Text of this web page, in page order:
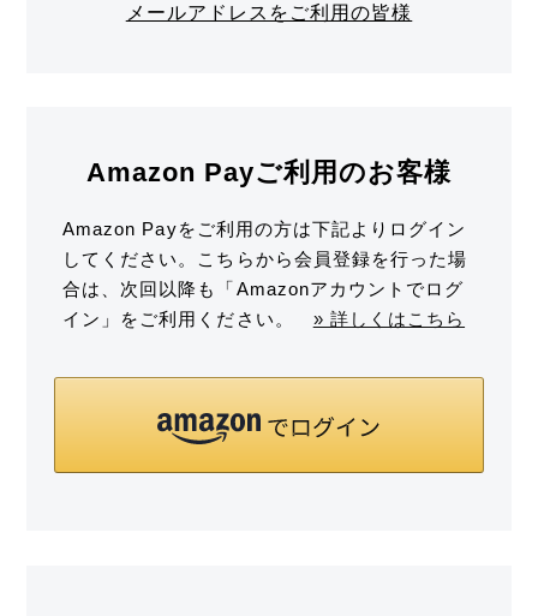
メールアドレスをご利用の皆様
Amazon Payご利用のお客様
Amazon Payをご利用の方は下記よりログイン
してください。こちらから会員登録を行った場
合は、次回以降も「Amazonアカウントでログ
イン」をご利用ください。 » 詳しくはこちら